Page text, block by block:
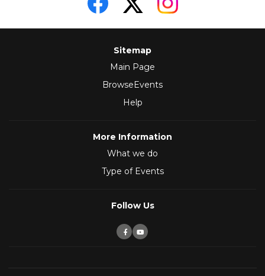
Sitemap
Main Page
BrowseEvents
Help
More Information
What we do
Type of Events
Follow Us